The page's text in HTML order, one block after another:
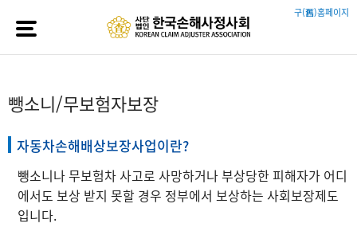
구(舊)홈페이지
뺑소니/무보험자보장
자동차손해배상보장사업이란?
뺑소니나 무보험차 사고로 사망하거나 부상당한 피해자가 어디
에서도 보상 받지 못할 경우 정부에서 보상하는 사회보장제도
입니다.